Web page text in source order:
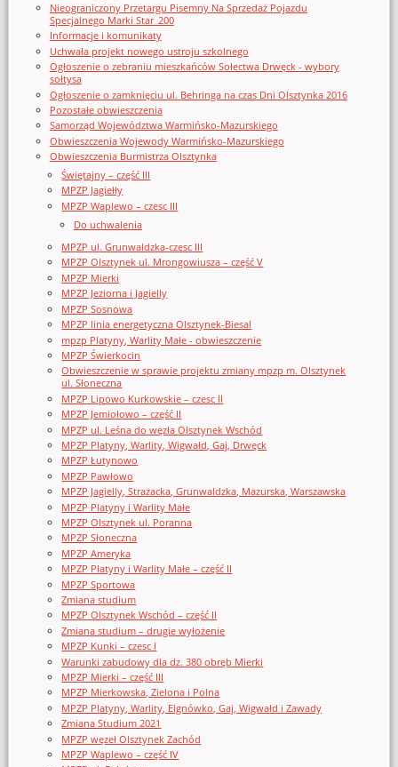
Nieograniczony Przetargu Pisemny Na Sprzedaż Pojazdu
Specjalnego Marki Star_200
Informacje i komunikaty
Uchwała projekt nowego ustroju szkolnego
Ogłoszenie o zebraniu mieszkańców Sołectwa Drwęck - wybory
sołtysa
Ogłoszenie o zamknięciu ul. Behringa na czas Dni Olsztynka 2016
Pozostałe obwieszczenia
Samorząd Województwa Warmińsko-Mazurskiego
Obwieszczenia Wojewody Warmińsko-Mazurskiego
Obwieszczenia Burmistrza Olsztynka
Świętajny – część III
MPZP Jagiełły
MPZP Waplewo – czesc III
Do uchwalenia
MPZP ul. Grunwaldzka-czesc III
MPZP Olsztynek ul. Mrongowiusza – część V
MPZP Mierki
MPZP Jeziorna i Jagielly
MPZP Sosnowa
MPZP linia energetyczna Olsztynek-Biesal
mpzp Platyny, Warlity Małe - obwieszczenie
MPZP Świerkocin
Obwieszczenie w sprawie projektu zmiany mpzp m. Olsztynek
ul. Słoneczna
MPZP Lipowo Kurkowskie – czesc II
MPZP Jemiołowo – część II
MPZP ul. Leśna do węzła Olsztynek Wschód
MPZP Platyny, Warlity, Wigwałd, Gaj, Drwęck
MPZP Łutynowo
MPZP Pawłowo
MPZP Jagielly, Strazacka, Grunwaldzka, Mazurska, Warszawska
MPZP Platyny i Warlity Małe
MPZP Olsztynek ul. Poranna
MPZP Słoneczna
MPZP Ameryka
MPZP Platyny i Warlity Małe – część II
MPZP Sportowa
Zmiana studium
MPZP Olsztynek Wschód – część II
Zmiana studium – drugie wyłożenie
MPZP Kunki – czesc I
Warunki zabudowy dla dz. 380 obręb Mierki
MPZP Mierki – część III
MPZP Mierkowska, Zielona i Polna
MPZP Platyny, Warlity, Elgnówko, Gaj, Wigwałd i Zawady
Zmiana Studium 2021
MPZP węzeł Olsztynek Zachód
MPZP Waplewo – część IV